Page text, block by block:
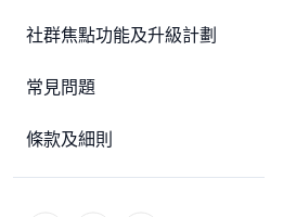
社群焦點功能及升級計劃
常見問題
條款及細則